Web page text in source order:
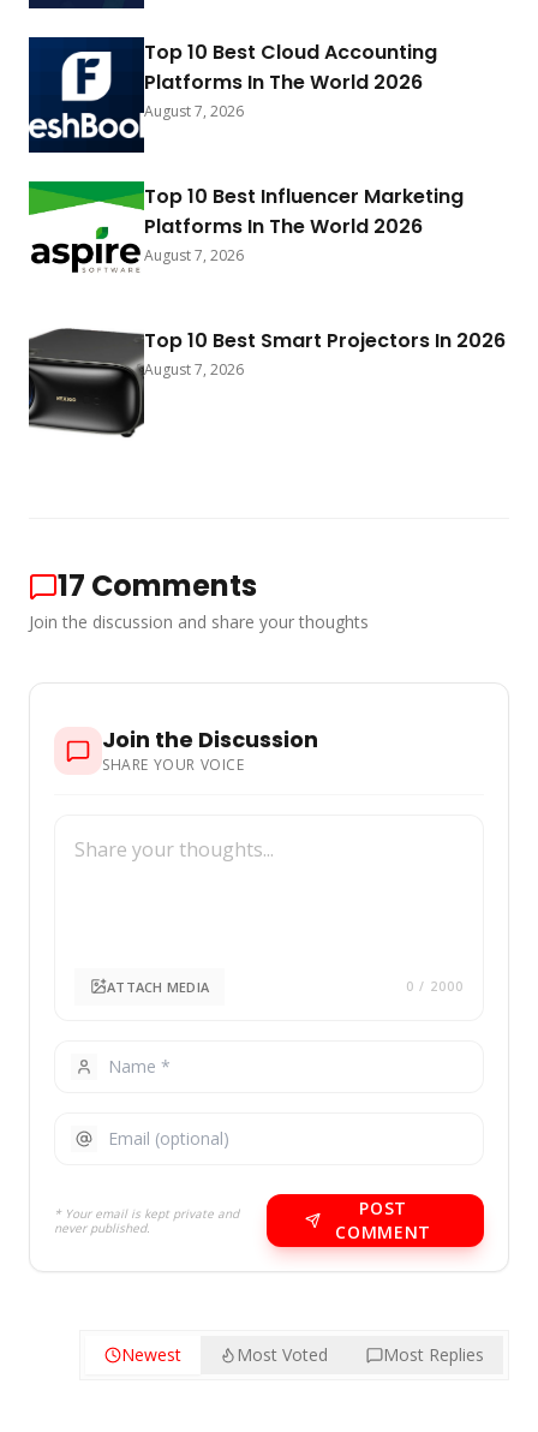
Top 10 Best Cloud Accounting
Platforms In The World 2026
August 7, 2026
Top 10 Best Influencer Marketing
Platforms In The World 2026
August 7, 2026
Top 10 Best Smart Projectors In 2026
August 7, 2026
17 Comments
Join the discussion and share your thoughts
Join the Discussion
SHARE YOUR VOICE
ATTACH MEDIA 0 / 2000
* Your email is kept private and
never published.
POST
COMMENT
Newest Most Voted Most Replies